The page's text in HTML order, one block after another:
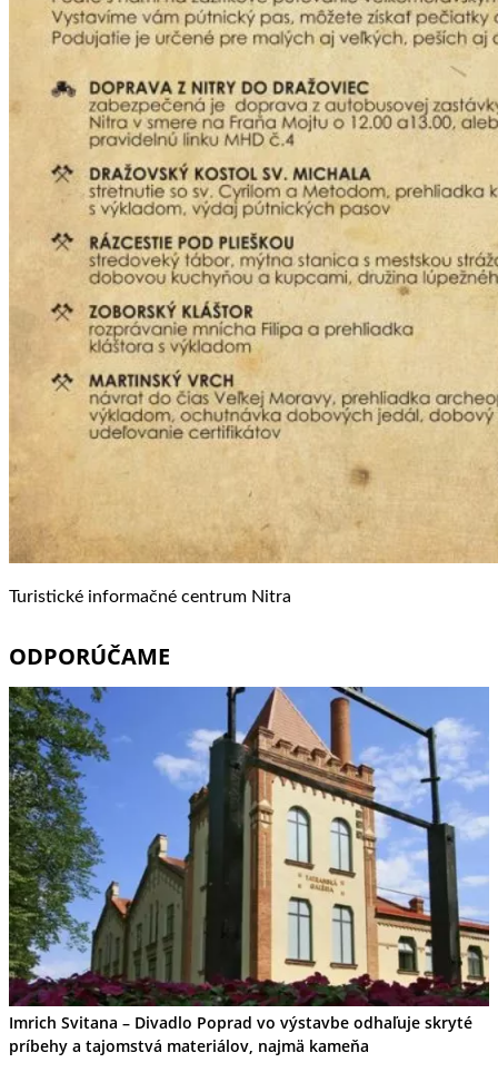
Tipy
Výlet
Turistika
Hrady
Podujatia
Výstava
Galéria
Folklór
Ubytovanie
Pobyty
Wellness
Gastro
Kaviarne
Kultúra a tradície
Kúpele
Šport a agroturistika
Školstvo
Ekonomika obchod a doprava
Turistické informačné centrum Nitra
ODPORÚČAME
Imrich Svitana – Divadlo Poprad vo výstavbe odhaľuje skryté
príbehy a tajomstvá materiálov, najmä kameňa